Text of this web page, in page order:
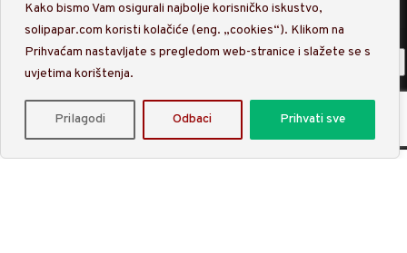
Kako bismo Vam osigurali najbolje korisničko iskustvo,
solipapar.com koristi kolačiće (eng. „cookies“). Klikom na
Prihvaćam nastavljate s pregledom web-stranice i slažete se s
uvjetima korištenja.
Prilagodi Odbaci Prihvati sve
Upisom na našu listu Newslettra prihvaćate obradu osobnih
podataka sukladnoPolitici privatnosti.